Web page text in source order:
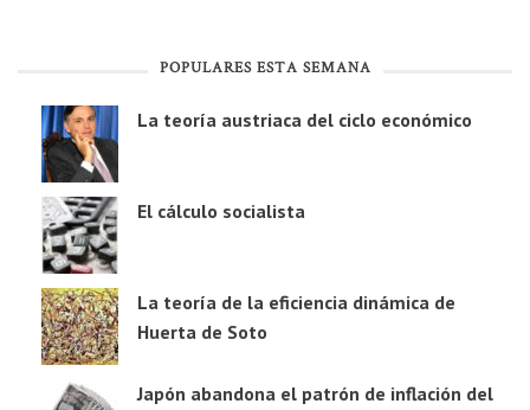
POPULARES ESTA SEMANA
La teoría austriaca del ciclo económico
El cálculo socialista
La teoría de la eficiencia dinámica de
Huerta de Soto
Japón abandona el patrón de inflación del